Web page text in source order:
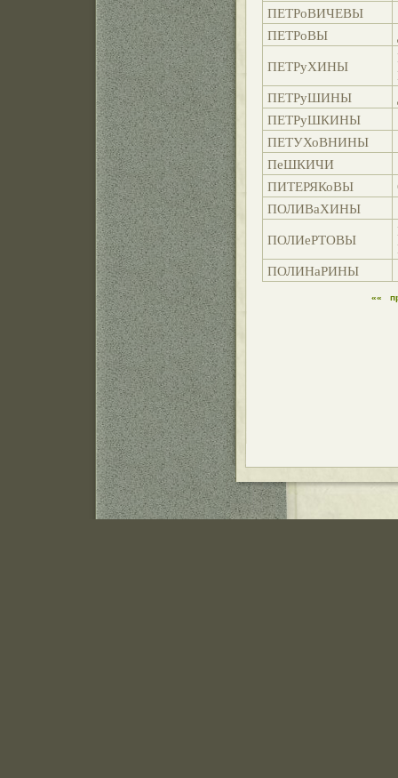
ПЕТРоВИЧЕВЫ
ПЕТРоВЫ
ПЕТРуХИНЫ
ПЕТРуШИНЫ
ПЕТРуШКИНЫ
ПЕТУХоВНИНЫ
ПеШКИЧИ
ПИТЕРЯКоВЫ
ПОЛИВаХИНЫ
ПОЛИеРТОВЫ
ПОЛИНаРИНЫ
««